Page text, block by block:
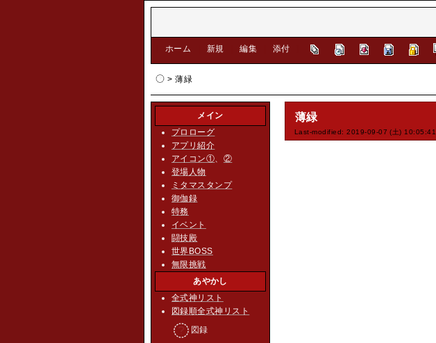
ホーム 新規 編集 添付
> 薄緑
薄緑
Last-modified: 2019-09-07 (土) 10:05:41
メイン
プロローグ
アプリ紹介
アイコン①、 ②
登場人物
ミタマスタンプ
御伽録
特務
イベント
闘技殿
世界BOSS
無限挑戦
あやかし
全式神リスト
図録順全式神リスト
図録